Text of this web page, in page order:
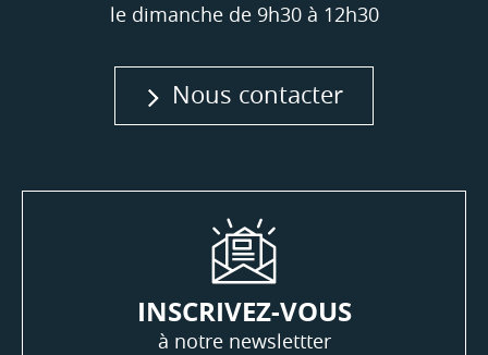
le dimanche de 9h30 à 12h30
Nous contacter
INSCRIVEZ-VOUS
à notre newslettter